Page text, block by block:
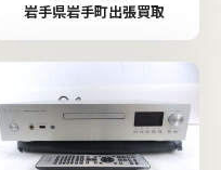
岩手県岩手町出張買取